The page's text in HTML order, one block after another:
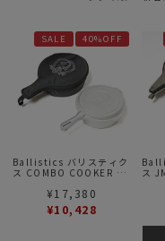
Ballistics バリスティク
ス COMBO COOKER コ
SALE 40%OFF
¥17,380
¥10,428
ス